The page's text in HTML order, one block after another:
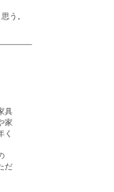
う。
具
家
く
だ